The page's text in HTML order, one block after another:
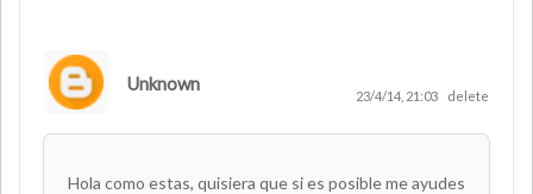
Unknown
23/4/14, 21:03 delete
Hola como estas, quisiera que si es posible me ayudes